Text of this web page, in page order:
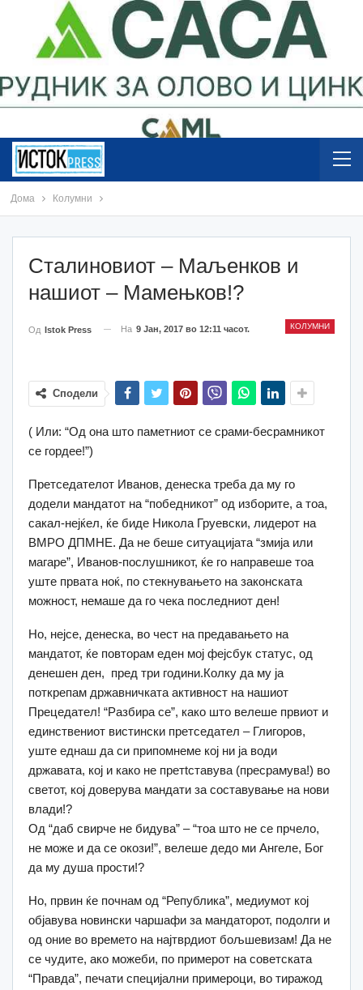
Дома Колумни
Сталиновиот – Маљенков и
нашиот – Мамењков!?
КОЛУМНИ
Од Istok Press На 9 Јан, 2017 во 12:11 часот.
Сподели
( Или: “Од она што паметниот се срами-бесрамникот
се гордее!”)
Претседателот Иванов, денеска треба да му го
додели мандатот на “победникот” од изборите, а тоа,
сакал-неjќел, ќе биде Никола Груевски, лидерот на
ВМРО ДПМНЕ. Да не беше ситуацијата “змија или
магаре”, Иванов-послушникот, ќе го направеше тоа
уште првата ноќ, по стекнувањето на законската
можност, немаше да го чека последниот ден!
Но, нејсе, денеска, во чест на предавањето на
мандатот, ќе повторам еден мој фејсбук статус, од
денешен ден, пред три години.Колку да му ја
поткрепам државничката активност на нашиот
Прецедател! “Разбира се”, како што велеше првиот и
единствениот вистински претседател – Глигоров,
уште еднаш да си припомнеме кој ни ја води
државата, кој и како не претtставува (пресрамува!) во
светот, кој доверува мандати за составување на нови
влади!?
Од “даб свирче не бидува” – “тоа што не се прчело,
не може и да се окози!”, велеше дедо ми Ангеле, Бог
да му душа прости!?
Но, првин ќе почнам од “Република”, медиумот кој
објавува новински чаршафи за мандаторот, подолги и
од оние во времето на најтврдиот бољшевизам! Да не
се чудите, ако можеби, по примерот на советската
“Правда”, печати специјални примероци, во тиражод